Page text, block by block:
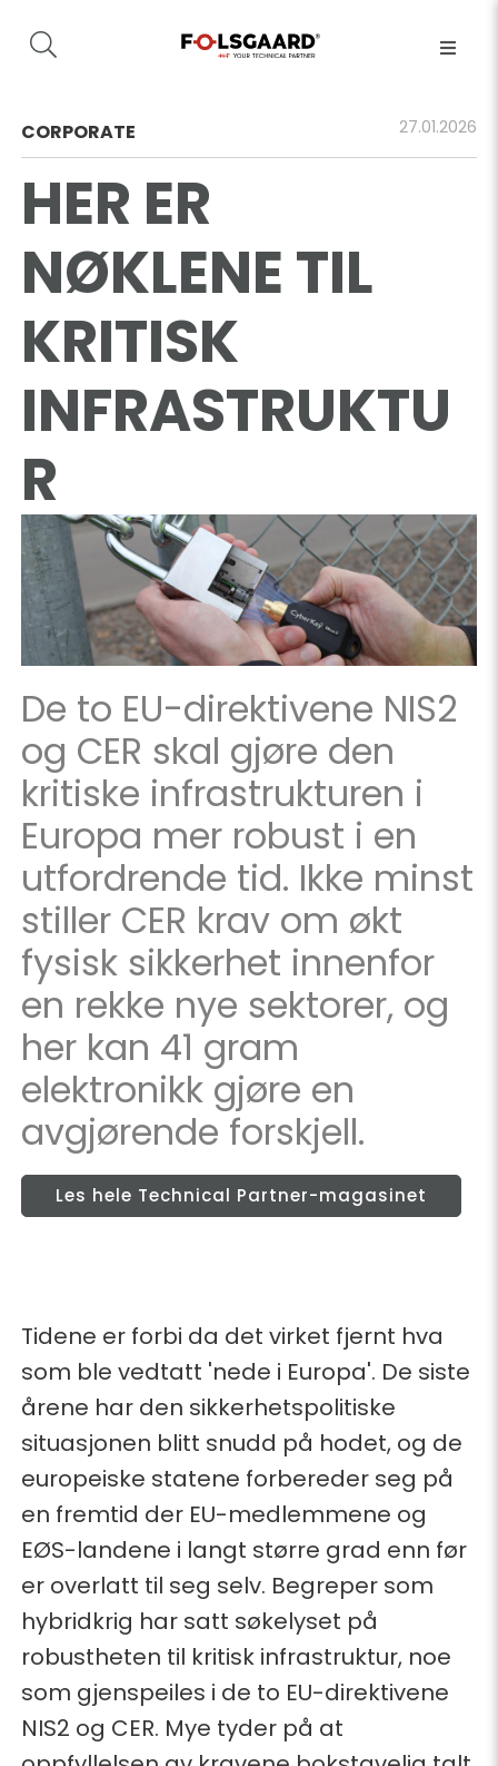
CORPORATE 27.01.2026
HER ER
NØKLENE TIL
KRITISK
INFRASTRUKTU
R
De to EU-direktivene NIS2
og CER skal gjøre den
kritiske infrastrukturen i
Europa mer robust i en
utfordrende tid. Ikke minst
stiller CER krav om økt
fysisk sikkerhet innenfor
en rekke nye sektorer, og
her kan 41 gram
elektronikk gjøre en
avgjørende forskjell.
Les hele Technical Partner-magasinet
Tidene er forbi da det virket fjernt hva
som ble vedtatt 'nede i Europa'. De siste
årene har den sikkerhetspolitiske
situasjonen blitt snudd på hodet, og de
europeiske statene forbereder seg på
en fremtid der EU-medlemmene og
EØS-landene i langt større grad enn før
er overlatt til seg selv. Begreper som
hybridkrig har satt søkelyset på
robustheten til kritisk infrastruktur, noe
som gjenspeiles i de to EU-direktivene
NIS2 og CER. Mye tyder på at